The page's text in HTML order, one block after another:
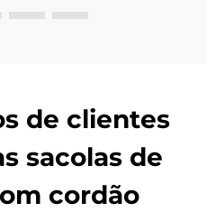
de clientes
sacolas de
cordão